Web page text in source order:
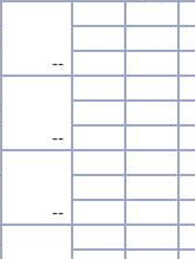
--
--
--